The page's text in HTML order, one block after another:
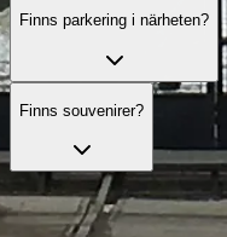
Finns parkering i närheten?
Finns souvenirer?